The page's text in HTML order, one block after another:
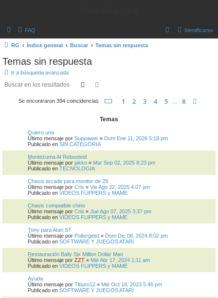
FAQ Identificarse
RG Índice general Buscar Temas sin respuesta
Temas sin respuesta
Ir a búsqueda avanzada
Buscar
Se encontraron 394 coincidencias Página de
1 2 3 4 5 8
Temas
Quiero una
Último mensaje por Suppawer « Dom Ene 11, 2026 5:19 pm
Publicado en SIN CATEGORIA
Montezuma AI Rebooted!
Último mensaje por jakko « Mar Sep 02, 2025 8:23 pm
Publicado en TECNOLOGIA
Chasis arcade para monitor de 29
Último mensaje por Cris « Vie Ago 22, 2025 4:07 pm
Publicado en VIDEOS FLIPPERS y MAME
Chasis compatible chino
Último mensaje por Cris « Jue Ago 07, 2025 3:37 pm
Publicado en VIDEOS FLIPPERS y MAME
Tony para Atari ST
Último mensaje por Poltergeist « Dom Dic 08, 2024 8:02 pm
Publicado en SOFTWARE Y JUEGOS ATARI
Restauración Bally Six Million Dollar Man
Último mensaje por ZZT « Mié Abr 17, 2024 1:11 am
Publicado en VIDEOS FLIPPERS y MAME
Ayuda
Último mensaje por Tiburo12 « Mié Oct 18, 2023 5:46 pm
Publicado en SOFTWARE Y JUEGOS ATARI